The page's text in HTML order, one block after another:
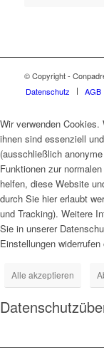
© Copyright -
Datenschutz
AGB
Wir verwenden
ihnen sind essenziell
(ausschließlich
Funktionen zur
helfen, diese Website
durch Sie hier erlaubt
und Tracking). Weitere
Sie in unserer
Einstellungen
Alle akzeptieren